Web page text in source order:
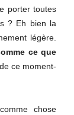
porter toutes
? Eh bien la
légère.
ce que
ce moment-
chose